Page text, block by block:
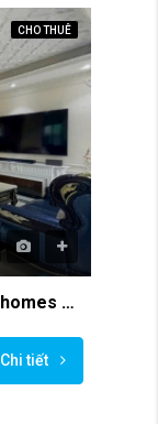
CHO THUÊ
Cho thuê biệt thự nội thất cổ điển Vinhomes Riverside, 4 phòng ngủ có thang máy
Chi tiết